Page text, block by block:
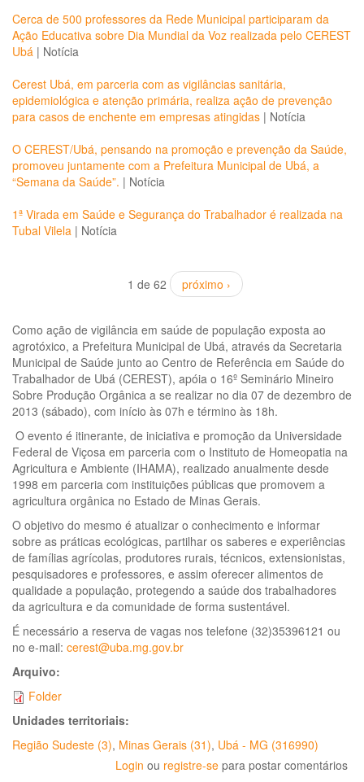
Cerca de 500 professores da Rede Municipal participaram da
Ação Educativa sobre Dia Mundial da Voz realizada pelo CEREST
Ubá | Notícia
Cerest Ubá, em parceria com as vigilâncias sanitária,
epidemiológica e atenção primária, realiza ação de prevenção
para casos de enchente em empresas atingidas | Notícia
O CEREST/Ubá, pensando na promoção e prevenção da Saúde,
promoveu juntamente com a Prefeitura Municipal de Ubá, a
“Semana da Saúde”. | Notícia
1ª Virada em Saúde e Segurança do Trabalhador é realizada na
Tubal Vilela | Notícia
1 de 62 próximo ›
Como ação de vigilância em saúde de população exposta ao
agrotóxico, a Prefeitura Municipal de Ubá, através da Secretaria
Municipal de Saúde junto ao Centro de Referência em Saúde do
Trabalhador de Ubá (CEREST), apóia o 16º Seminário Mineiro
Sobre Produção Orgânica a se realizar no dia 07 de dezembro de
2013 (sábado), com início às 07h e término às 18h.
O evento é itinerante, de iniciativa e promoção da Universidade
Federal de Viçosa em parceria com o Instituto de Homeopatia na
Agricultura e Ambiente (IHAMA), realizado anualmente desde
1998 em parceria com instituições públicas que promovem a
agricultura orgânica no Estado de Minas Gerais.
O objetivo do mesmo é atualizar o conhecimento e informar
sobre as práticas ecológicas, partilhar os saberes e experiências
de famílias agrícolas, produtores rurais, técnicos, extensionistas,
pesquisadores e professores, e assim oferecer alimentos de
qualidade a população, protegendo a saúde dos trabalhadores
da agricultura e da comunidade de forma sustentável.
É necessário a reserva de vagas nos telefone (32)35396121 ou
no e-mail: cerest@uba.mg.gov.br
Arquivo:
Folder
Unidades territoriais:
Região Sudeste (3), Minas Gerais (31), Ubá - MG (316990)
Login ou registre-se para postar comentários